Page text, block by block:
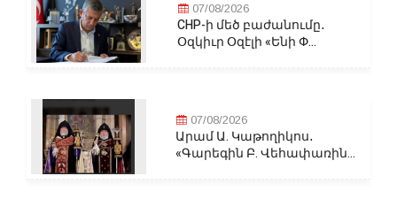
07/08/2026
CHP-ի մեծ բաժանումը․
Օզկիւր Օզէլի «Ենի Փ...
07/08/2026
Արամ Ա. Կաթողիկոս․
«Գարեգին Բ. Վեհափառին...